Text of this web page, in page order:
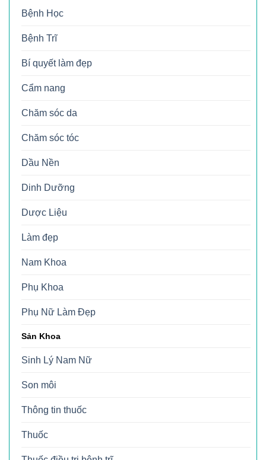
Bệnh Học
Bệnh Trĩ
Bí quyết làm đẹp
Cẩm nang
Chăm sóc da
Chăm sóc tóc
Dầu Nền
Dinh Dưỡng
Dược Liệu
Làm đẹp
Nam Khoa
Phụ Khoa
Phụ Nữ Làm Đẹp
Sản Khoa
Sinh Lý Nam Nữ
Son môi
Thông tin thuốc
Thuốc